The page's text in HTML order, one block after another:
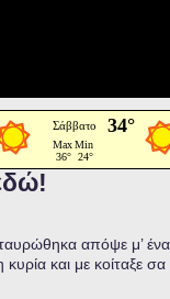
απόψε μ’
και με κοίταξε